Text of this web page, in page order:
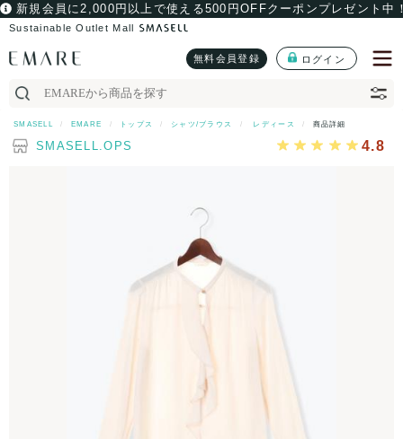
新規会員に2,000円以上で使える500円OFFクーポンプレゼント中
Sustainable Outlet Mall
無料会員登録 ログイン
SMASELL EMARE トップス シャツ/ブラウス レディース 商品詳細
SMASELL.OPS 4.8